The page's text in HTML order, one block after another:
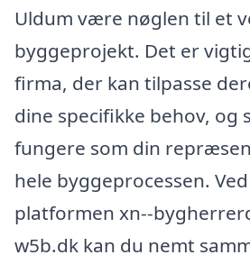
Uldum være nøglen til et
byggeprojekt. Det er
firma, der kan tilpasse
dine specifikke behov, og
fungere som din
hele byggeprocessen.
platformen xn--
w5b.dk kan du nemt